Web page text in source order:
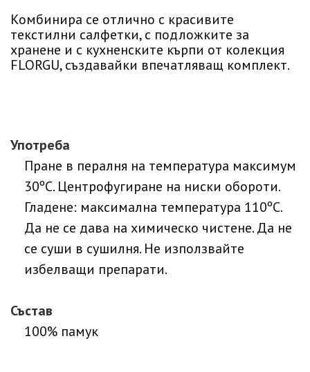
Комбинира се отлично с красивите
текстилни салфетки, с подложките за
хранене и с кухненските кърпи от колекция
FLORGU, създавайки впечатляващ комплект.
Употреба
Пране в пералня на температура максимум
30ºC. Центрофугиране на ниски обороти.
Гладене: максимална температура 110ºC.
Да не се дава на химическо чистене. Да не
се суши в сушилня. Не използвайте
избелващи препарати.
Състав
100% памук